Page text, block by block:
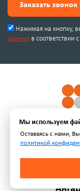
Заказать звонок
Нажимая на кнопку,
данных в соответствии
© 2019-2026 |
Мы используем
Оставаясь с нами,
политикой